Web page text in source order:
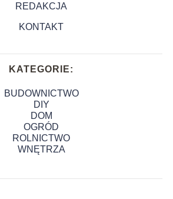
REDAKCJA
KONTAKT
KATEGORIE:
BUDOWNICTWO
DIY
DOM
OGRÓD
ROLNICTWO
WNĘTRZA